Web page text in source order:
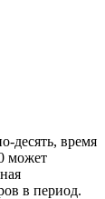
десять, время
может
в период.